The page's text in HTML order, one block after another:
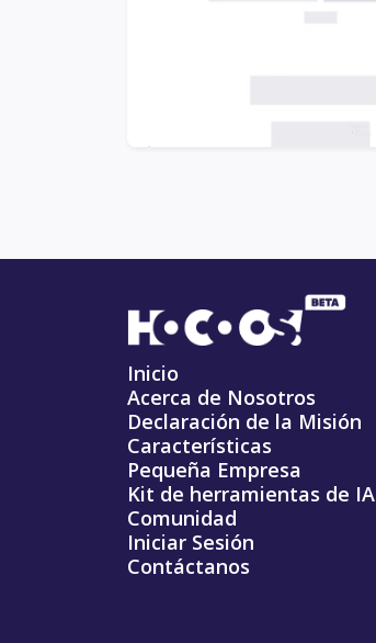
Inicio
Acerca de Nosotros
Declaración de la Misión
Características
Pequeña Empresa
Kit de herramientas de IA
Comunidad
Iniciar Sesión
Contáctanos